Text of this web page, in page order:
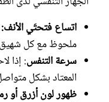
اتساع فتحتَي الأنف:
ملحوظ مع كل
سرعة التنفس: إذا
المعتاد بشكل
ظهور لون أزرق أو